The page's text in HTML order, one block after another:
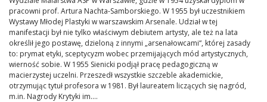
pracowni prof. Artura Nachta-Samborskiego. W 1955 był uczestnikiem
Wystawy Młodej Plastyki w warszawskim Arsenale. Udział w tej
manifestacji był nie tylko właściwym debiutem artysty, ale też na lata
określił jego postawę, dzieloną z innymi „arsenałowcami“, której zasady
to: prymat etyki, sceptycyzm wobec przemijających mód artystycznych,
wierność sobie. W 1955 Sienicki podjął pracę pedagogiczną w
macierzystej uczelni. Przeszedł wszystkie szczeble akademickie,
otrzymując tytuł profesora w 1981. Był laureatem liczących się nagród,
m.in. Nagrody Krytyki im....